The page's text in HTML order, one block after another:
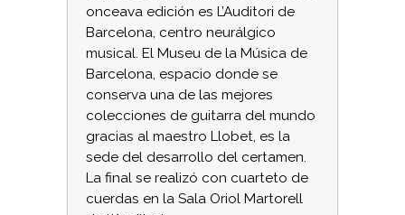
onceava edición es L’Auditori de
Barcelona, centro neurálgico
musical. El Museu de la Música de
Barcelona, espacio donde se
conserva una de las mejores
colecciones de guitarra del mundo
gracias al maestro Llobet, es la
sede del desarrollo del certamen.
La final se realizó con cuarteto de
cuerdas en la Sala Oriol Martorell